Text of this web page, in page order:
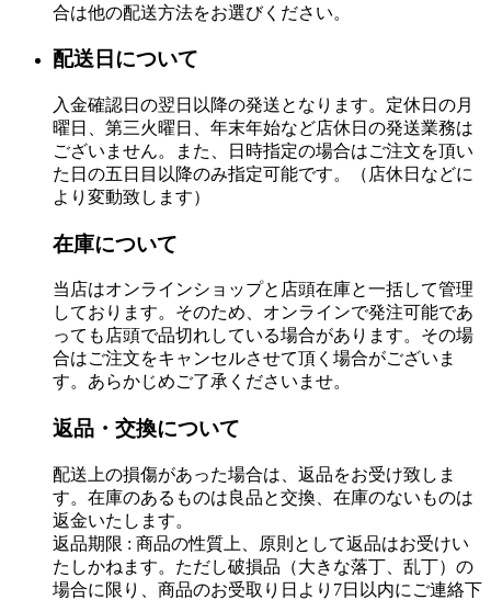
合は他の配送方法をお選びください。
配送日について
入金確認日の翌日以降の発送となります。定休日の月
曜日、第三火曜日、年末年始など店休日の発送業務は
ございません。また、日時指定の場合はご注文を頂い
た日の五日目以降のみ指定可能です。（店休日などに
より変動致します）
在庫について
当店はオンラインショップと店頭在庫と一括して管理
しております。そのため、オンラインで発注可能であ
っても店頭で品切れしている場合があります。その場
合はご注文をキャンセルさせて頂く場合がございま
す。あらかじめご了承くださいませ。
返品・交換について
配送上の損傷があった場合は、返品をお受け致しま
す。在庫のあるものは良品と交換、在庫のないものは
返金いたします。
返品期限 : 商品の性質上、原則として返品はお受けい
たしかねます。ただし破損品（大きな落丁、乱丁）の
場合に限り、商品のお受取り日より7日以内にご連絡下